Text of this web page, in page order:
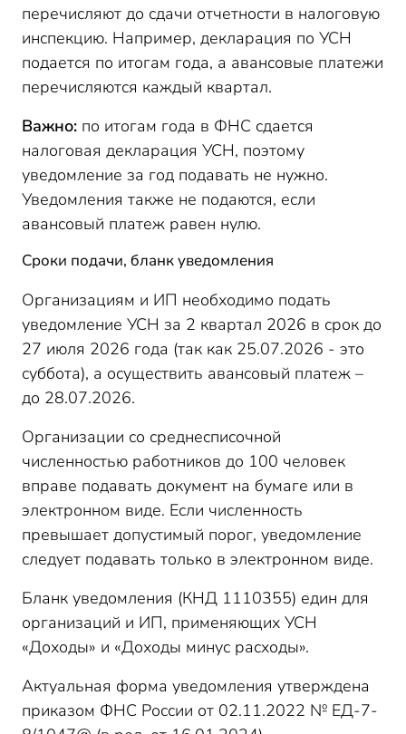
перечисляют до сдачи отчетности в налоговую
инспекцию. Например, декларация по УСН
подается по итогам года, а авансовые платежи
перечисляются каждый квартал.
Важно: по итогам года в ФНС сдается
налоговая декларация УСН, поэтому
уведомление за год подавать не нужно.
Уведомления также не подаются, если
авансовый платеж равен нулю.
Сроки подачи, бланк уведомления
Организациям и ИП необходимо подать
уведомление УСН за 2 квартал 2026 в срок до
27 июля 2026 года (так как 25.07.2026 - это
суббота), а осуществить авансовый платеж –
до 28.07.2026.
Организации со среднесписочной
численностью работников до 100 человек
вправе подавать документ на бумаге или в
электронном виде. Если численность
превышает допустимый порог, уведомление
следует подавать только в электронном виде.
Бланк уведомления (КНД 1110355) един для
организаций и ИП, применяющих УСН
«Доходы» и «Доходы минус расходы».
Актуальная форма уведомления утверждена
приказом ФНС России от 02.11.2022 № ЕД-7-